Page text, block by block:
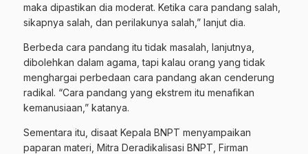
maka dipastikan dia moderat. Ketika cara pandang salah,
sikapnya salah, dan perilakunya salah,” lanjut dia.
Berbeda cara pandang itu tidak masalah, lanjutnya,
dibolehkan dalam agama, tapi kalau orang yang tidak
menghargai perbedaan cara pandang akan cenderung
radikal. “Cara pandang yang ekstrem itu menafikan
kemanusiaan,” katanya.
Sementara itu, disaat Kepala BNPT menyampaikan
paparan materi, Mitra Deradikalisasi BNPT, Firman